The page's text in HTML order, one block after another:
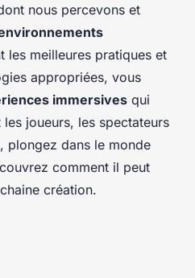
nous percevons et
les meilleures pratiques et
appropriées, vous
immersives qui
joueurs, les spectateurs
plongez dans le monde
comment il peut
création.